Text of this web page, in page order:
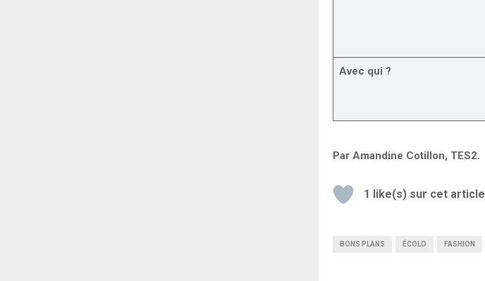
Avec qui ?
Par Amandine Cotillon, TES2.
1 like(s) sur cet article
BONS PLANS ÉCOLO FASHION